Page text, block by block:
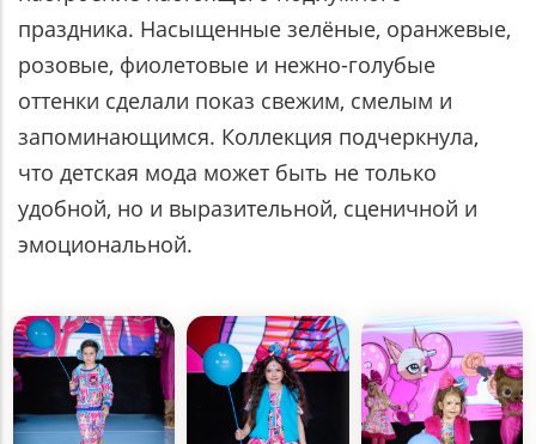
праздника. Насыщенные зелёные, оранжевые,
розовые, фиолетовые и нежно-голубые
оттенки сделали показ свежим, смелым и
запоминающимся. Коллекция подчеркнула,
что детская мода может быть не только
удобной, но и выразительной, сценичной и
эмоциональной.